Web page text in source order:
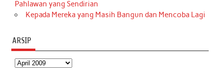
Pahlawan yang Sendirian
Kepada Mereka yang Masih Bangun dan Mencoba Lagi
ARSIP
Arsip